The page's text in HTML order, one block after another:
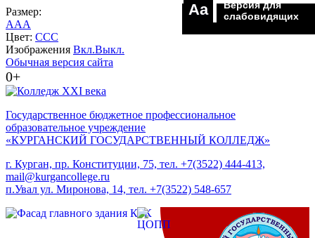
Размер:
AAA
Цвет: CCC
Изображения Вкл.Выкл.
Обычная версия сайта
0+
Aa
Версия для
слабовидящих
Государственное бюджетное профессиональное
образовательное учреждение
«КУРГАНСКИЙ ГОСУДАРСТВЕННЫЙ КОЛЛЕДЖ»
г. Курган, пр. Конституции, 75, тел. +7(3522) 444-413,
mail@kurgancollege.ru
п.Увал ул. Миронова, 14, тел. +7(3522) 548-657